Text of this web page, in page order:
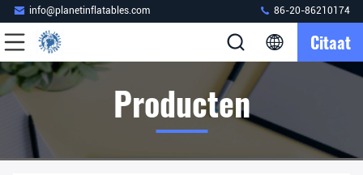
info@planetinflatables.com 86-20-86210174
Citaat
Producten